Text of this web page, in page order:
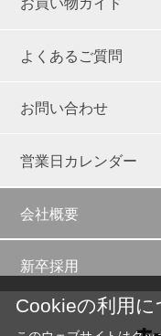
よくあるご質問
お問い合わせ
営業日カレンダー
会社概要
新卒採用
Cookieの利用に